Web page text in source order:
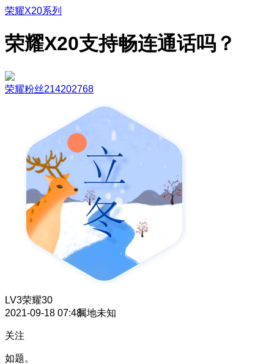
荣耀X20系列
荣耀X20支持畅连通话吗？
荣耀粉丝214202768
LV3荣耀30
2021-09-18 07:48属地未知
关注
如题。